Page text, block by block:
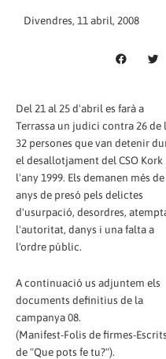
Divendres, 11 abril, 2008
Del 21 al 25 d'abril es farà a
Terrassa un judici contra 26 de
32 persones que van detenir
el desallotjament del CSO Kork
l'any 1999. Els demanen més de
anys de presó pels delictes
d'usurpació, desordres,
l'autoritat, danys i una falta a
l'ordre públic.
A continuació us adjuntem els
documents definitius de la
campanya 08.
(Manifest-Folis de firmes-
de "Que pots fe tu?").